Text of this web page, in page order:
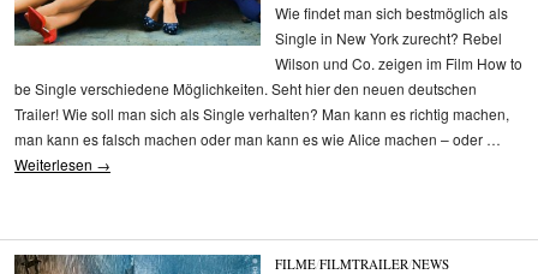
Wie findet man sich bestmöglich als
Single in New York zurecht? Rebel
Wilson und Co. zeigen im Film How to
be Single verschiedene Möglichkeiten. Seht hier den neuen deutschen
Trailer! Wie soll man sich als Single verhalten? Man kann es richtig machen,
man kann es falsch machen oder man kann es wie Alice machen – oder …
Weiterlesen →
FILME/FILMTRAILER/NEWS